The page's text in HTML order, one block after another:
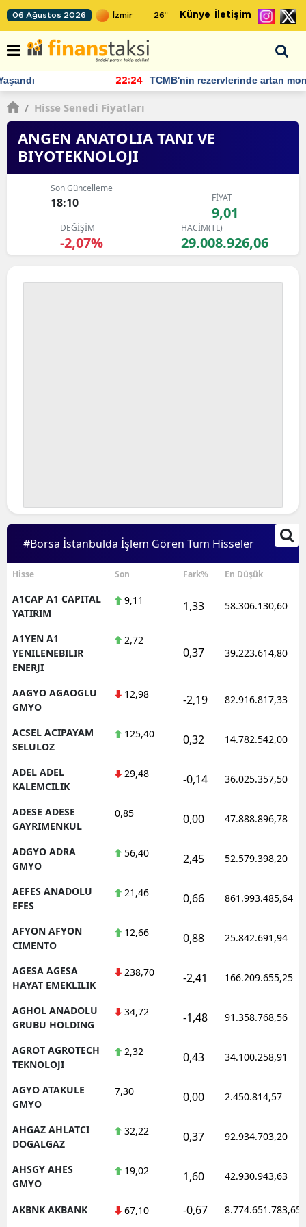
06 Ağustos 2026 26° Künye İletişim
22:24 TCMB'nin rezervlerinde artan momentum devam ediyor
/ Hisse Senedi Fiyatları
ANGEN ANATOLIA TANI VE
BIYOTEKNOLOJI
Son Güncelleme
18:10 FİYAT
9,01
DEĞİŞİM
-2,07%
HACİM(TL)
29.008.926,06
#Borsa İstanbulda İşlem Gören Tüm Hisseler
Hisse Son Fark% En Düşük
A1CAP A1 CAPITAL
YATIRIM
9,11 1,33 58.306.130,60
A1YEN A1
YENILENEBILIR
ENERJI
2,72
0,37 39.223.614,80
AAGYO AGAOGLU
GMYO
12,98 -2,19 82.916.817,33
ACSEL ACIPAYAM
SELULOZ
125,40 0,32 14.782.542,00
ADEL ADEL
KALEMCILIK
29,48 -0,14 36.025.357,50
ADESE ADESE
GAYRIMENKUL
0,85 0,00 47.888.896,78
ADGYO ADRA
GMYO
56,40 2,45 52.579.398,20
AEFES ANADOLU
EFES
21,46 0,66 861.993.485,64
AFYON AFYON
CIMENTO
12,66 0,88 25.842.691,94
AGESA AGESA
HAYAT EMEKLILIK
238,70 -2,41 166.209.655,25
AGHOL ANADOLU
GRUBU HOLDING
34,72 -1,48 91.358.768,56
AGROT AGROTECH
TEKNOLOJI
2,32 0,43 34.100.258,91
AGYO ATAKULE
GMYO
7,30 0,00 2.450.814,57
AHGAZ AHLATCI
DOGALGAZ
32,22 0,37 92.934.703,20
AHSGY AHES
GMYO
19,02 1,60 42.930.943,63
AKBNK AKBANK 67,10 -0,67 8.774.651.783,65